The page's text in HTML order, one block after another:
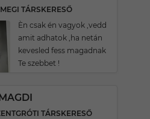
TÁRSKERESŐ
Èn csak én vagyok ,vedd
amit adhatok ,ha netán
kevesled fess magadnak
Te szebbet !
TÁRSKERESŐ